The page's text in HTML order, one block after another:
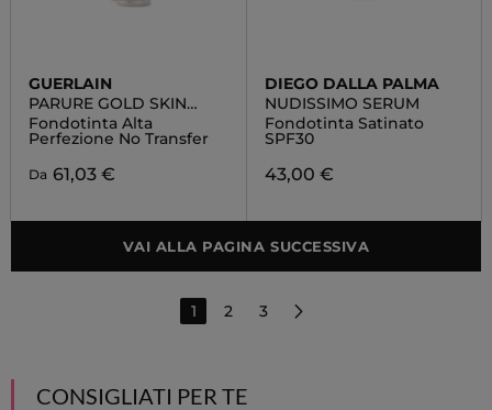
GUERLAIN
PARURE GOLD SKIN
MATTE
Fondotinta Alta
Perfezione No Transfer
Da 61,03 €
DIEGO DALLA PALMA
NUDISSIMO SERUM
Fondotinta Satinato
SPF30
43,00 €
VAI ALLA PAGINA SUCCESSIVA
1 2 3
CONSIGLIATI PER TE